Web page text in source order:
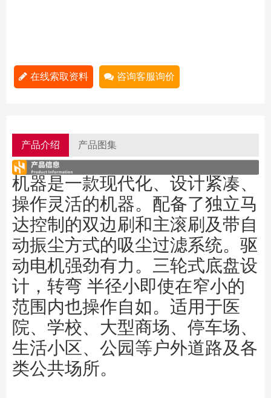
在线索取资料 咨询客服询价
产品介绍 产品图集
机器是一款现代化、设计紧凑、
操作灵活的机器。配备了独立马
达控制的双边刷和主滚刷及带自
动振尘方式的吸尘过滤系统。驱
动电机强劲有力。三轮式底盘设
计，转弯 半径小即使在窄小的
范围内也操作自如。适用于医
院、学校、大型商场、停车场、
生活小区、公园等户外道路及各
类公共场所。